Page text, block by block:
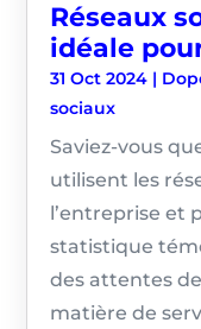
Réseaux
idéale
31 Oct 2024 |
sociaux
Saviez-vous
utilisent les
l’entreprise et
statistique
des attentes
matière de